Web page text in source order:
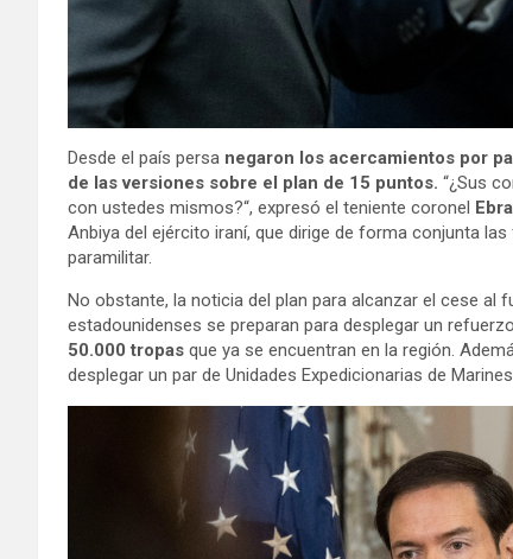
Desde el país persa negaron los acercamientos por
de las versiones sobre el plan de 15 puntos. “¿Sus
con ustedes mismos?“, expresó el teniente coronel
Anbiya del ejército iraní, que dirige de forma conjunta
paramilitar.
No obstante, la noticia del plan para alcanzar el cese al
estadounidenses se preparan para desplegar un
50.000 tropas que ya se encuentran en la región.
desplegar un par de Unidades Expedicionarias de